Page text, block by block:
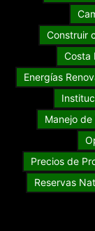
Construir
Costa
Energías
Manejo de
Precios de
Reservas